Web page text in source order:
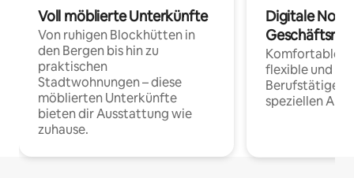
Voll möblierte Unterkünfte
Von ruhigen Blockhütten in
den Bergen bis hin zu
praktischen
Stadtwohnungen – diese
möblierten Unterkünfte
bieten dir Ausstattung wie
zuhause.
Digitale
Komfortable
flexible und
Berufstätige
speziellen